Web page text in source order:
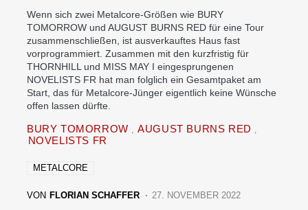
Wenn sich zwei Metalcore-Größen wie BURY
TOMORROW und AUGUST BURNS RED für eine Tour
zusammenschließen, ist ausverkauftes Haus fast
vorprogrammiert. Zusammen mit den kurzfristig für
THORNHILL und MISS MAY I eingesprungenen
NOVELISTS FR hat man folglich ein Gesamtpaket am
Start, das für Metalcore-Jünger eigentlich keine Wünsche
offen lassen dürfte.
BURY TOMORROW
AUGUST BURNS RED
NOVELISTS FR
METALCORE
VON FLORIAN SCHAFFER 27. NOVEMBER 2022